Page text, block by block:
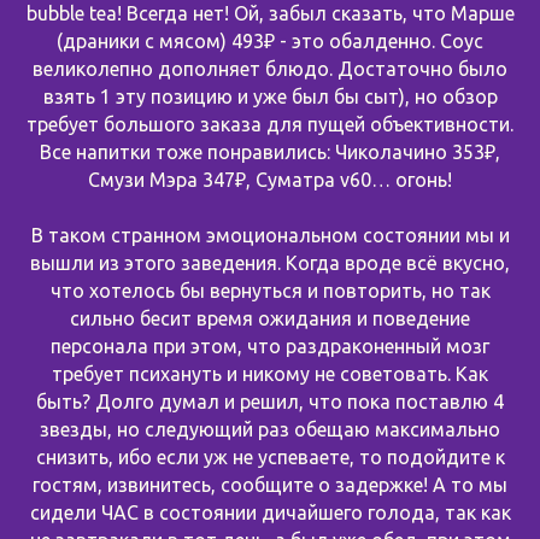
bubble tea! Всегда нет! Ой, забыл сказать, что Марше
(драники с мясом) 493₽ - это обалденно. Соус
великолепно дополняет блюдо. Достаточно было
взять 1 эту позицию и уже был бы сыт), но обзор
требует большого заказа для пущей объективности.
Все напитки тоже понравились: Чиколачино 353₽,
Смузи Мэра 347₽, Суматра v60… огонь!
В таком странном эмоциональном состоянии мы и
вышли из этого заведения. Когда вроде всё вкусно,
что хотелось бы вернуться и повторить, но так
сильно бесит время ожидания и поведение
персонала при этом, что раздраконенный мозг
требует психануть и никому не советовать. Как
быть? Долго думал и решил, что пока поставлю 4
звезды, но следующий раз обещаю максимально
снизить, ибо если уж не успеваете, то подойдите к
гостям, извинитесь, сообщите о задержке! А то мы
сидели ЧАС в состоянии дичайшего голода, так как